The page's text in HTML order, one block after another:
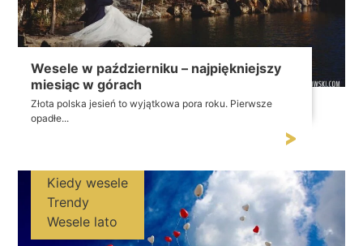
Wesele w październiku – najpiękniejszy
miesiąc w górach
Złota polska jesień to wyjątkowa pora roku. Pierwsze
opadłe...
Kiedy wesele
Trendy
Wesele lato